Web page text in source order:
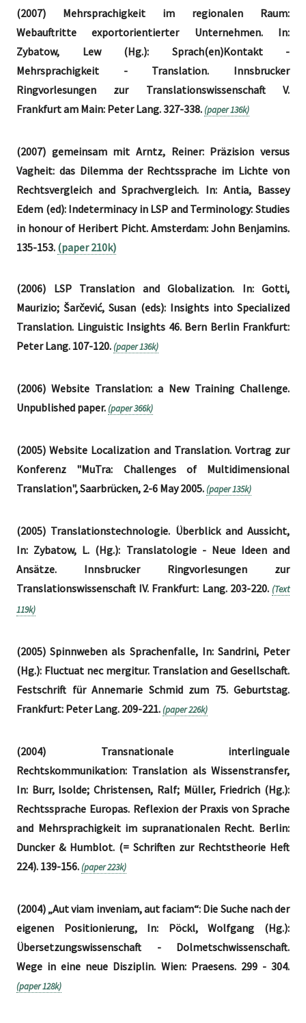
(2007) Mehrsprachigkeit im regionalen Raum:
Webauftritte exportorientierter Unternehmen. In:
Zybatow, Lew (Hg.): Sprach(en)Kontakt -
Mehrsprachigkeit - Translation. Innsbrucker
Ringvorlesungen zur Translationswissenschaft V.
Frankfurt am Main: Peter Lang. 327-338.(paper 136k)
(2007) gemeinsam mit Arntz, Reiner: Präzision versus
Vagheit: das Dilemma der Rechtssprache im Lichte von
Rechtsvergleich and Sprachvergleich. In: Antia, Bassey
Edem (ed): Indeterminacy in LSP and Terminology: Studies
in honour of Heribert Picht. Amsterdam: John Benjamins.
135-153. (paper 210k)
(2006) LSP Translation and Globalization. In: Gotti,
Maurizio; Šarčević, Susan (eds): Insights into Specialized
Translation. Linguistic Insights 46. Bern Berlin Frankfurt:
Peter Lang. 107-120.(paper 136k)
(2006) Website Translation: a New Training Challenge.
Unpublished paper.(paper 366k)
(2005) Website Localization and Translation. Vortrag zur
Konferenz "MuTra: Challenges of Multidimensional
Translation", Saarbrücken, 2-6 May 2005.(paper 135k)
(2005) Translationstechnologie. Überblick and Aussicht,
In: Zybatow, L. (Hg.): Translatologie - Neue Ideen and
Ansätze. Innsbrucker Ringvorlesungen zur
Translationswissenschaft IV. Frankfurt: Lang. 203-220. (Text
119k)
(2005) Spinnweben als Sprachenfalle, In: Sandrini, Peter
(Hg.): Fluctuat nec mergitur. Translation and Gesellschaft.
Festschrift für Annemarie Schmid zum 75. Geburtstag.
Frankfurt: Peter Lang. 209-221.(paper 226k)
(2004) Transnationale interlinguale
Rechtskommunikation: Translation als Wissenstransfer,
In: Burr, Isolde; Christensen, Ralf; Müller, Friedrich (Hg.):
Rechtssprache Europas. Reflexion der Praxis von Sprache
and Mehrsprachigkeit im supranationalen Recht. Berlin:
Duncker & Humblot. (= Schriften zur Rechtstheorie Heft
224). 139-156.(paper 223k)
(2004) „Aut viam inveniam, aut faciam“: Die Suche nach der
eigenen Positionierung, In: Pöckl, Wolfgang (Hg.):
Übersetzungswissenschaft - Dolmetschwissenschaft.
Wege in eine neue Disziplin. Wien: Praesens. 299 - 304.
(paper 128k)